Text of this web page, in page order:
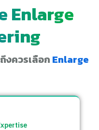
Enlarge
งควรเลือก Enlarge